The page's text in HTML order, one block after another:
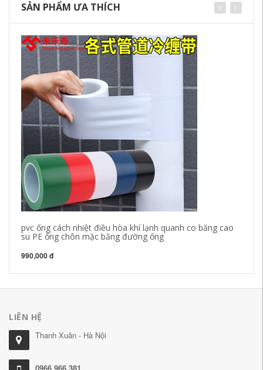
SẢN PHẨM ƯA THÍCH
pvc ống cách nhiệt điều hòa khí lạnh quanh co băng cao
su PE ống chôn mặc băng đường ống
990,000 đ
LIÊN HỆ
Thanh Xuân - Hà Nội